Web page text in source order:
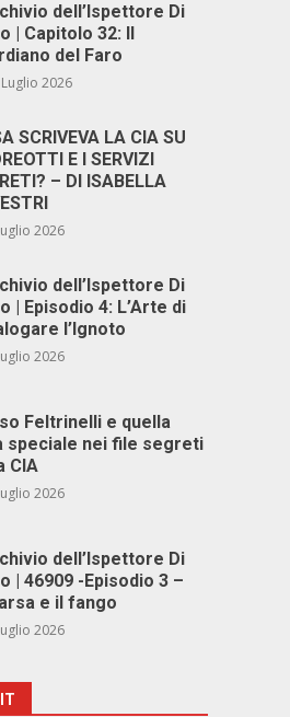
dell’Ispettore Di
| Capitolo 32: Il
del Faro
2026
SCRIVEVA LA CIA SU
E I SERVIZI
– DI ISABELLA
2026
dell’Ispettore Di
| Episodio 4: L’Arte di
l’Ignoto
2026
Feltrinelli e quella
speciale nei file segreti
CIA
2026
dell’Ispettore Di
| 46909 -Episodio 3 –
e il fango
2026